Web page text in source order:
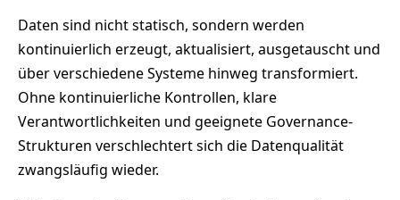
Daten sind nicht statisch, sondern werden
kontinuierlich erzeugt, aktualisiert, ausgetauscht und
über verschiedene Systeme hinweg transformiert.
Ohne kontinuierliche Kontrollen, klare
Verantwortlichkeiten und geeignete Governance-
Strukturen verschlechtert sich die Datenqualität
zwangsläufig wieder.